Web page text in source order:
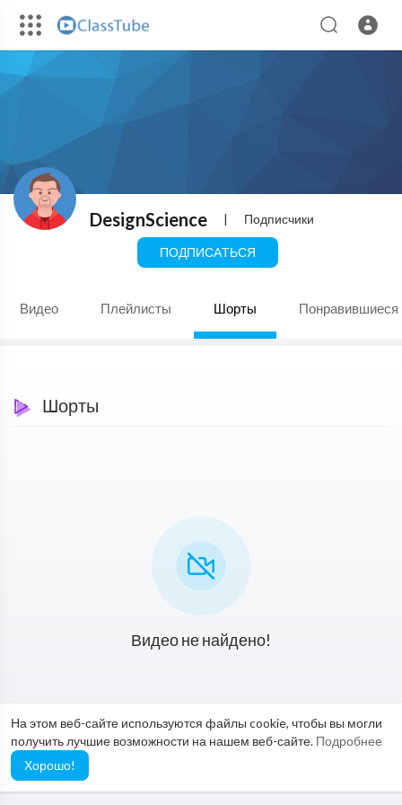
На этом веб-сайте используются файлы cookie, чтобы вы могли
получить лучшие возможности на нашем веб-сайте. Подробнее
Хорошо!
DesignScience | Подписчики
ПОДПИСАТЬСЯ
Видео Плейлисты Шорты Понравившиеся
Шорты
Видео не найдено!